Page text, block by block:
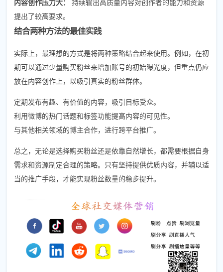
提出了较高要求。
结合两种方法的最佳实践
实际上，最理想的方式是将两种策略结合起来使用。例如，在初
期可以通过少量购买粉丝来增加账号的初始曝光度，但重点仍应
放在内容创作上，以吸引真实的粉丝群体。
定期发布有趣、有价值的内容，吸引目标受众。
利用微博的热门话题和标签功能提高内容的可见性。
与其他相关领域的博主合作，进行跨平台推广。
总之，无论是选择购买粉丝还是依靠自然增长，都需要根据自身
需求和资源制定合理的策略。只有坚持提供优质内容，并辅以适
当的推广手段，才能实现粉丝数量的稳步提升。